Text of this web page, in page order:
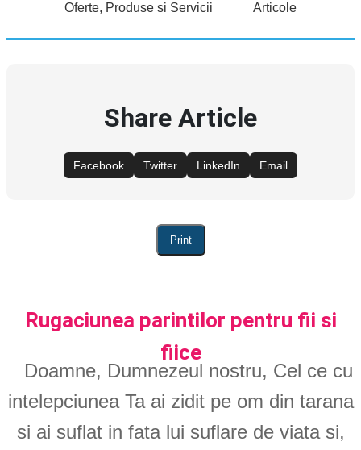
Oferte, Produse si Servicii Articole
Share Article
Facebook Twitter LinkedIn Email
Print
Rugaciunea parintilor pentru fii si
fiice
Doamne, Dumnezeul nostru, Cel ce cu
intelepciunea Ta ai zidit pe om din tarana
si ai suflat in fata lui suflare de viata si,